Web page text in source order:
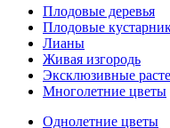
Плодовые деревья
Плодовые
Лианы
Живая изгородь
Эксклюзивные
Многолетние цветы
Однолетние цветы